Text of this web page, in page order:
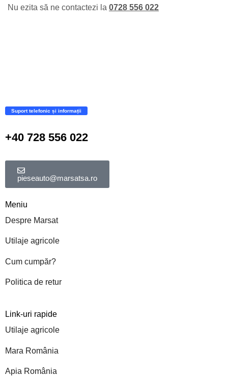
Nu ezita să ne contactezi la 0728 556 022
Suport telefonic și informații
+40 728 556 022
pieseauto@marsatsa.ro
Meniu
Despre Marsat
Utilaje agricole
Cum cumpăr?
Politica de retur
Link-uri rapide
Utilaje agricole
Mara România
Apia România